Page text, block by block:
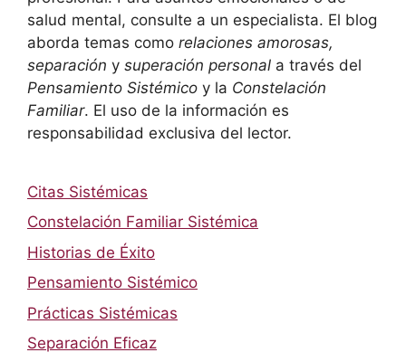
salud mental, consulte a un especialista. El blog
aborda temas como relaciones amorosas,
separación y superación personal a través del
Pensamiento Sistémico y la Constelación
Familiar. El uso de la información es
responsabilidad exclusiva del lector.
Citas Sistémicas
Constelación Familiar Sistémica
Historias de Éxito
Pensamiento Sistémico
Prácticas Sistémicas
Separación Eficaz